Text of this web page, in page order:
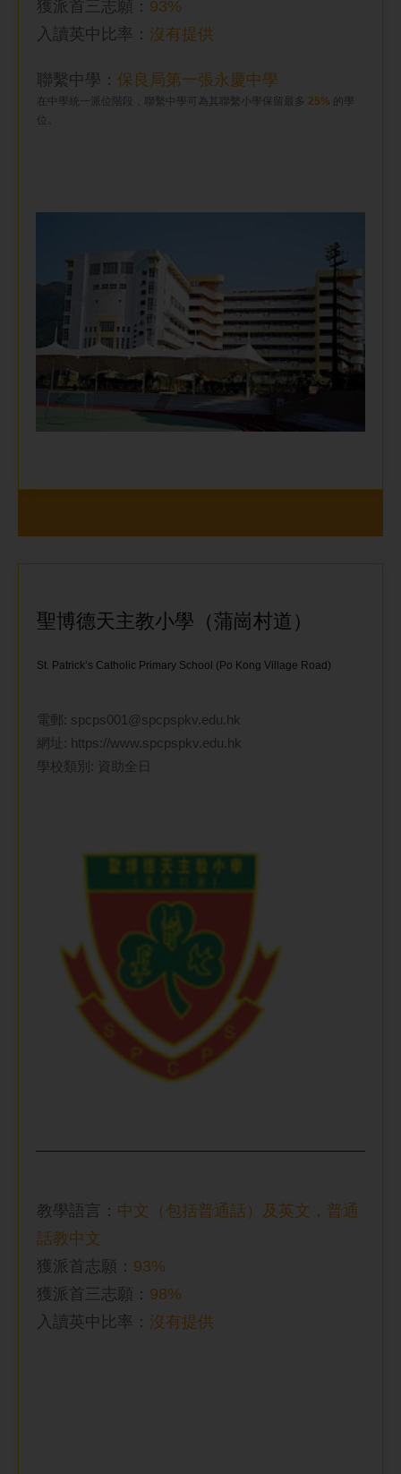
獲派首三志願： 93%
入讀英中比率 ： 沒有提供
聯繫中學： 保良局第一張永慶中學
在中學統一派位階段，聯繫中學可為其聯繫小學保留最多 25% 的學
位。
聖博德天主教小學（蒲崗村道）
St. Patrick’s Catholic Primary School (Po Kong Village Road)
電郵: spcps001@spcpspkv.edu.hk
網址: https://www.spcpspkv.edu.hk
學校類別: 資助全日
教學語言： 中文（包括普通話）及英文，普通
話教中文
獲派首志願： 93%
獲派首三志願： 98%
入讀英中比率 ： 沒有提供